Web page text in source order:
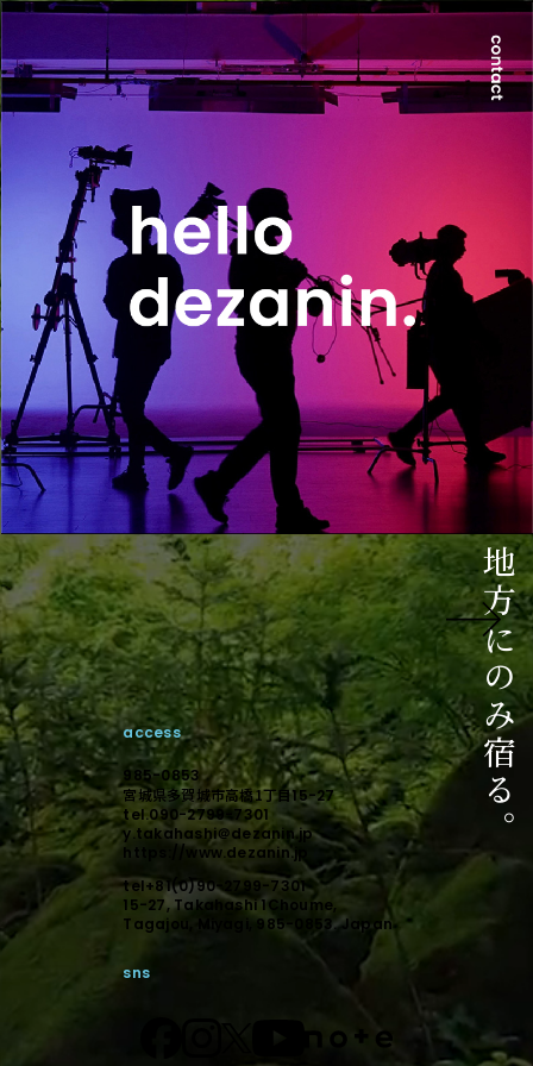
世界が求める本質は、地方にのみ宿る。
相談からのスタートでも構いません。
未来に向けて顕在化しましょう。
ご相談はこちら
デザインで顕在化する。
access
985-0853
宮城県多賀城市高橋1丁目15-27
tel.090-2799-7301
y.takahashi＠dezanin.jp
https://www.dezanin.jp
tel+81(0)90-2799-7301
15-27, Takahashi 1Choume,
Tagajou, Miyagi, 985-0853. Japan
sns